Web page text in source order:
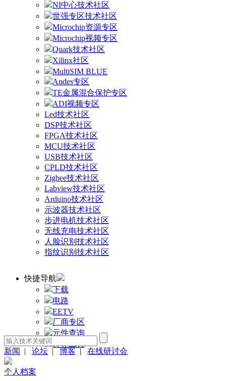
NI中心技术社区
世强专区技术社区
Microchip资源专区
Microchip视频专区
Quark技术社区
Xilinx社区
MultiSIM BLUE
Andes专区
TE金属混合保护专区
ADI视频专区
Led技术社区
DSP技术社区
FPGA技术社区
MCU技术社区
USB技术社区
CPLD技术社区
Zigbee技术社区
Labview技术社区
Arduino技术社区
示波器技术社区
步进电机技术社区
无线充电技术社区
人脸识别技术社区
指纹识别技术社区
快捷导航
下载
电路
EETV
厂商专区
元件查询
计算工具
新闻
| 论坛 | 博客 | 在线研讨会
个人档案